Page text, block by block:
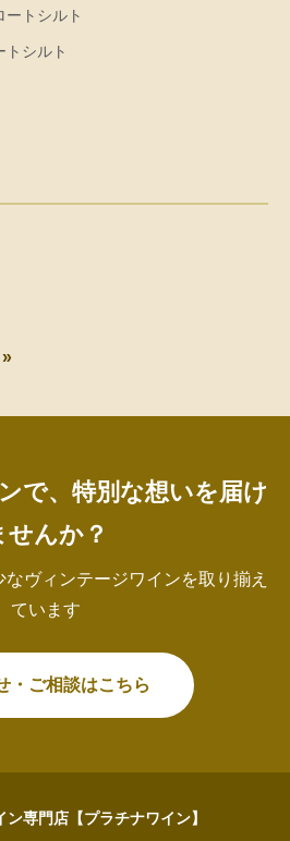
ートシルト
トシルト
で、特別な想いを届け
せんか？
ヴィンテージワインを取り揃え
ています
・ご相談はこちら
専門店【プラチナワイン】